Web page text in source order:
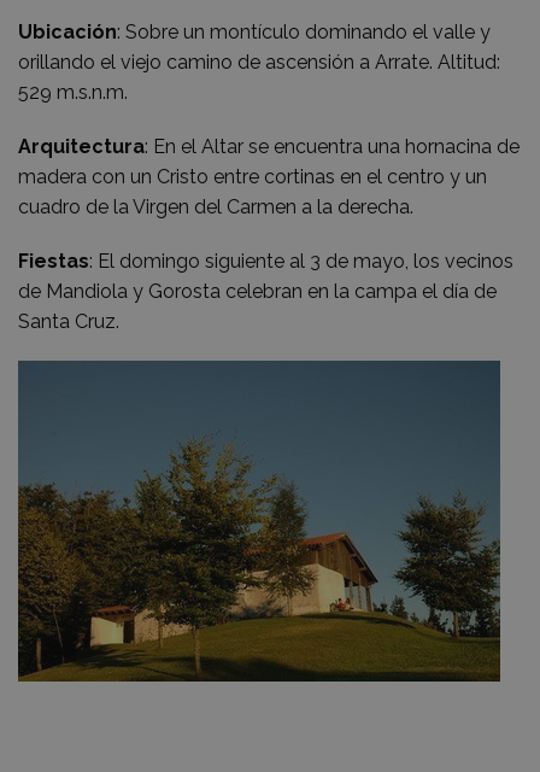
Ubicación: Sobre un montículo dominando el valle y
orillando el viejo camino de ascensión a Arrate. Altitud:
529 m.s.n.m.
Arquitectura: En el Altar se encuentra una hornacina de
madera con un Cristo entre cortinas en el centro y un
cuadro de la Virgen del Carmen a la derecha.
Fiestas: El domingo siguiente al 3 de mayo, los vecinos
de Mandiola y Gorosta celebran en la campa el día de
Santa Cruz.